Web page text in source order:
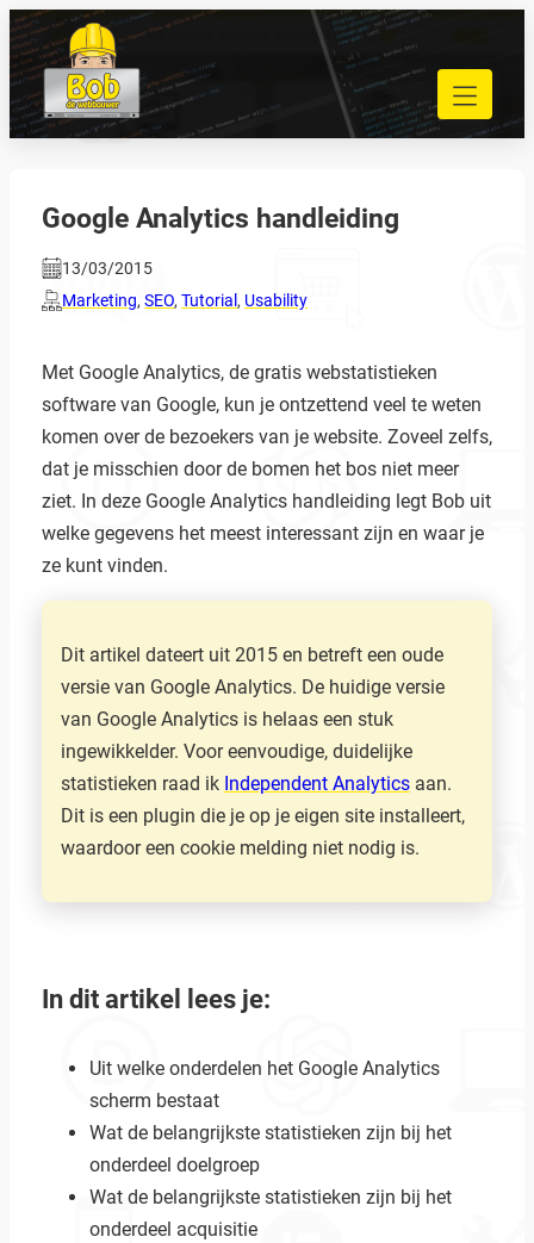
Ga
naar
de
inhoud
040 848 80 69
bob@bobdewebbouwer.com
Home
Strippenkaarten
Onderhoud en hosting
Portfolio
Begrippen
Contact
Zoeken
Google Analytics handleiding
13/03/2015
Marketing,SEO,Tutorial, Usability
Met Google Analytics, de gratis webstatistieken
software van Google, kun je ontzettend veel te weten
komen over de bezoekers van je website. Zoveel zelfs,
dat je misschien door de bomen het bos niet meer
ziet. In deze Google Analytics handleiding legt Bob uit
welke gegevens het meest interessant zijn en waar je
ze kunt vinden.
Dit artikel dateert uit 2015 en betreft een oude
versie van Google Analytics. De huidige versie
van Google Analytics is helaas een stuk
ingewikkelder. Voor eenvoudige, duidelijke
statistieken raad ik Independent Analyticsaan.
Dit is een plugin die je op je eigen site installeert,
waardoor een cookie melding niet nodig is.
In dit artikel lees je:
Uit welke onderdelen het Google Analytics
scherm bestaat
Wat de belangrijkste statistieken zijn bij het
onderdeel doelgroep
Wat de belangrijkste statistieken zijn bij het
onderdeel acquisitie